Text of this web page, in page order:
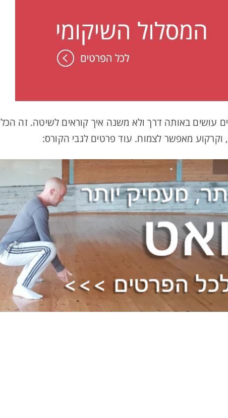
עושים באותה דרך ולא משנה איך קוראים לשיטה. זה הכל
וקרקוע מאפשר לצמוח. עוד פרטים לגבי הקורס: